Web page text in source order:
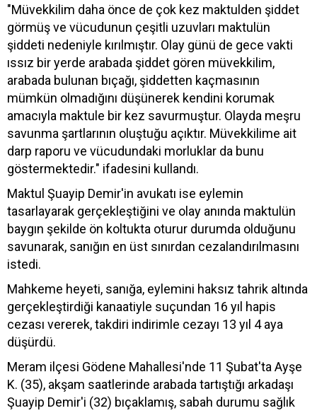
"Müvekkilim daha önce de çok kez maktulden şiddet
görmüş ve vücudunun çeşitli uzuvları maktulün
şiddeti nedeniyle kırılmıştır. Olay günü de gece vakti
ıssız bir yerde arabada şiddet gören müvekkilim,
arabada bulunan bıçağı, şiddetten kaçmasının
mümkün olmadığını düşünerek kendini korumak
amacıyla maktule bir kez savurmuştur. Olayda meşru
savunma şartlarının oluştuğu açıktır. Müvekkilime ait
darp raporu ve vücudundaki morluklar da bunu
göstermektedir." ifadesini kullandı.
Maktul Şuayip Demir'in avukatı ise eylemin
tasarlayarak gerçekleştiğini ve olay anında maktulün
baygın şekilde ön koltukta oturur durumda olduğunu
savunarak, sanığın en üst sınırdan cezalandırılmasını
istedi.
Mahkeme heyeti, sanığa, eylemini haksız tahrik altında
gerçekleştirdiği kanaatiyle suçundan 16 yıl hapis
cezası vererek, takdiri indirimle cezayı 13 yıl 4 aya
düşürdü.
Meram ilçesi Gödene Mahallesi'nde 11 Şubat'ta Ayşe
K. (35), akşam saatlerinde arabada tartıştığı arkadaşı
Şuayip Demir'i (32) bıçaklamış, sabah durumu sağlık